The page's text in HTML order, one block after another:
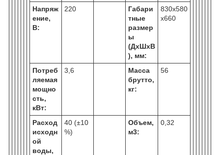
Напряж
ение,
В:
220
Габари
тные
размер
ы
(ДхШхВ
), мм:
830х580
х660
Потреб
ляемая
мощно
сть,
кВт:
3,6
Масса
брутто,
кг:
56
Расход
исходн
ой
воды,
40 (±10
%)
Объем,
м3:
0,32